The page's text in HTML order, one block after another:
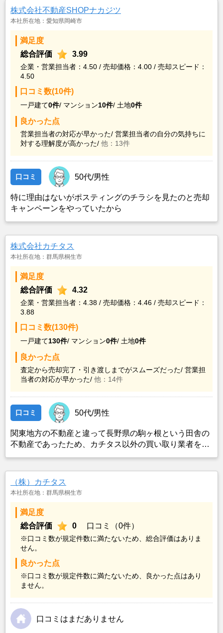
株式会社不動産SHOPナカジツ
本社所在地：愛知県岡崎市
満足度
総合評価
3.99
企業・営業担当者：4.50 / 売却価格：4.00 / 売却スピード：
4.50
口コミ数(10件)
一戸建て0件/ マンション10件/ 土地0件
良かった点
営業担当者の対応が早かった/ 営業担当者の自分の気持ちに
対する理解度が高かった/ 他：13件
口コミ 50代/男性
特に理由はないがポスティングのチラシを見たのと売却
キャンペーンをやっていたから
株式会社カチタス
本社所在地：群馬県桐生市
満足度
総合評価
4.32
企業・営業担当者：4.38 / 売却価格：4.46 / 売却スピード：
3.88
口コミ数(130件)
一戸建て130件/ マンション0件/ 土地0件
良かった点
査定から売却完了・引き渡しまでがスムーズだった/ 営業担
当者の対応が早かった/ 他：14件
口コミ 50代/男性
関東地方の不動産と違って長野県の駒ヶ根という田舎の
不動産であったため、カチタス以外の買い取り業者をみ
も空き家の状態で不動産を残しておけないと考えて売却
を決めた。
（株）カチタス
本社所在地：群馬県桐生市
満足度
総合評価
0 口コミ（0件）
※口コミ数が規定件数に満たないため、総合評価はありま
せん。
良かった点
※口コミ数が規定件数に満たないため、良かった点はあり
ません。
口コミはまだありません